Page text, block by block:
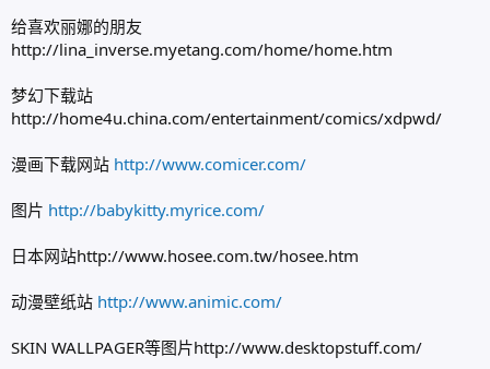
给喜欢丽娜的朋友
http://lina_inverse.myetang.com/home/home.htm
梦幻下载站
http://home4u.china.com/entertainment/comics/xdpwd/
漫画下载网站 http://www.comicer.com/
图片 http://babykitty.myrice.com/
日本网站http://www.hosee.com.tw/hosee.htm
动漫壁纸站 http://www.animic.com/
SKIN WALLPAGER等图片http://www.desktopstuff.com/